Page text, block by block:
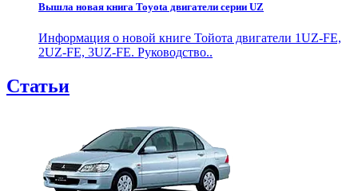
Вышла новая книга Toyota двигатели серии UZ
Информация о новой книге Тойота двигатели 1UZ-FE,
2UZ-FE, 3UZ-FE. Руководство..
Статьи